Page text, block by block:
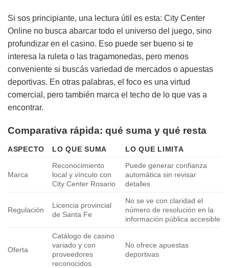
Si sos principiante, una lectura útil es esta: City Center
Online no busca abarcar todo el universo del juego, sino
profundizar en el casino. Eso puede ser bueno si te
interesa la ruleta o las tragamonedas, pero menos
conveniente si buscás variedad de mercados o apuestas
deportivas. En otras palabras, el foco es una virtud
comercial, pero también marca el techo de lo que vas a
encontrar.
Comparativa rápida: qué suma y qué resta
ASPECTO LO QUE SUMA LO QUE LIMITA
Marca
Reconocimiento
local y vínculo con
City Center Rosario
Puede generar confianza
automática sin revisar
detalles
Regulación
Licencia provincial
de Santa Fe
No se ve con claridad el
número de resolución en la
información pública accesible
Oferta
Catálogo de casino
variado y con
proveedores
reconocidos
No ofrece apuestas
deportivas